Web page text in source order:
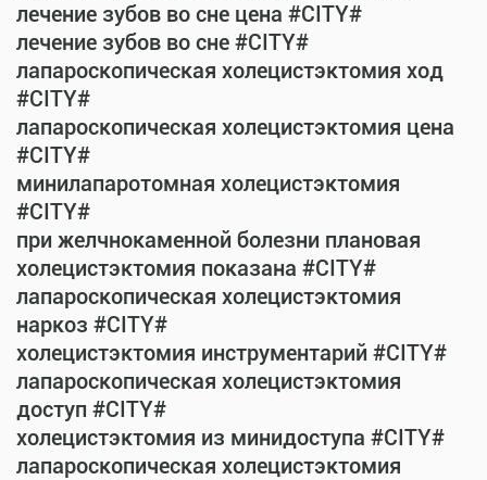
лечение зубов во сне цена #CITY#
лечение зубов во сне #CITY#
лапароскопическая холецистэктомия ход
#CITY#
лапароскопическая холецистэктомия цена
#CITY#
минилапаротомная холецистэктомия
#CITY#
при желчнокаменной болезни плановая
холецистэктомия показана #CITY#
лапароскопическая холецистэктомия
наркоз #CITY#
холецистэктомия инструментарий #CITY#
лапароскопическая холецистэктомия
доступ #CITY#
холецистэктомия из минидоступа #CITY#
лапароскопическая холецистэктомия